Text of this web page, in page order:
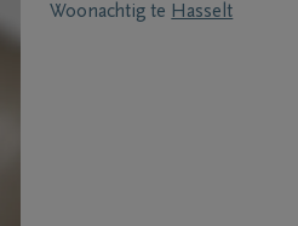
Woonachtig te Hasselt